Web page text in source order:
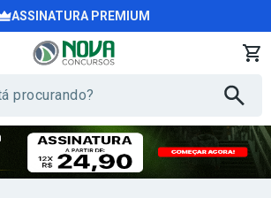
ASSINATURA PREMIUM